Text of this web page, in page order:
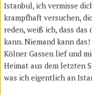
Istanbul, ich vermisse
krampfhaft versuchen,
reden, weiß ich, dass
kann. Niemand kann
Kölner Gassen lief und
Heimat aus dem letzten
was ich eigentlich an